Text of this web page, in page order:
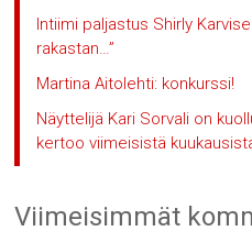
Intiimi paljastus Shirly
rakastan…”
Martina Aitolehti: konkurssi!
Näyttelijä Kari Sorvali on
kertoo viimeisistä
Viimeisimmät